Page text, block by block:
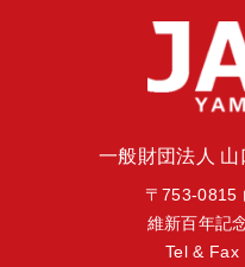
一般財団法人
〒753-0815
維新百年記
Tel & Fax